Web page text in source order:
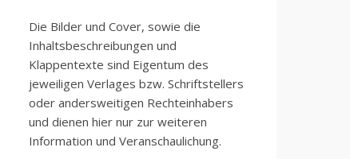
Die Bilder und Cover, sowie die
Inhaltsbeschreibungen und
Klappentexte sind Eigentum des
jeweiligen Verlages bzw. Schriftstellers
oder andersweitigen Rechteinhabers
und dienen hier nur zur weiteren
Information und Veranschaulichung.